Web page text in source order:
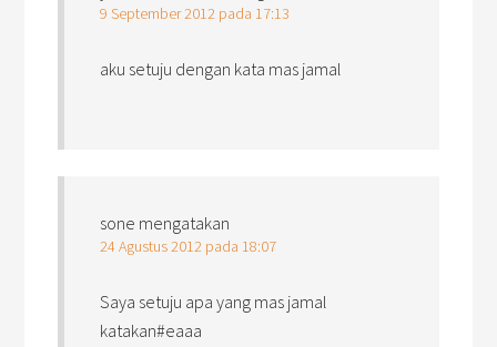
9 September 2012 pada 17:13
aku setuju dengan kata mas jamal
sone mengatakan
24 Agustus 2012 pada 18:07
Saya setuju apa yang mas jamal
katakan#eaaa